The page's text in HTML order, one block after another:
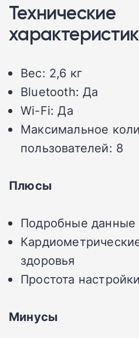
Технические
Вес: 2,6 кг
Bluetooth: Да
Wi-Fi: Да
Максимальное
пользователей: 8
Плюсы
Подробные данные
здоровья
Простота
Минусы